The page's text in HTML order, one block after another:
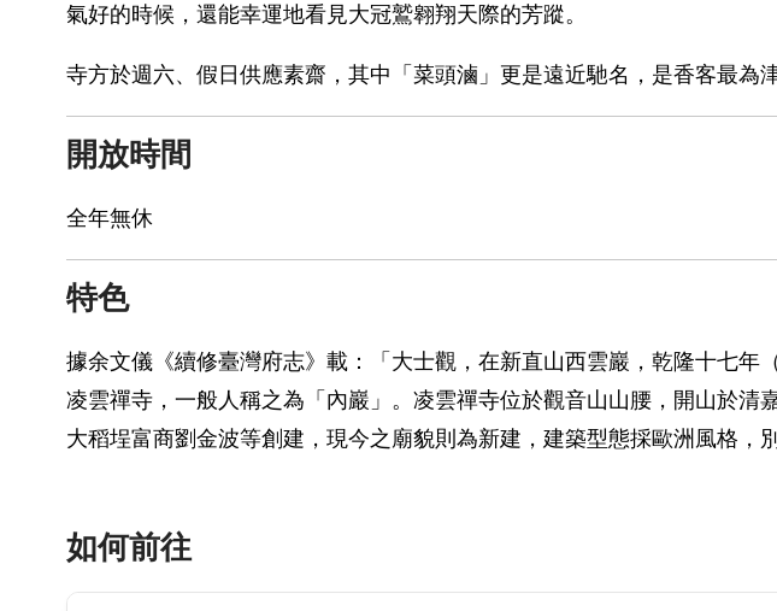
氣好的時候，還能幸運地看見大冠鷲翱翔天際的芳蹤。
寺方於週六、假日供應素齋，其中「菜頭滷」更是遠近馳名，是香客最為
開放時間
全年無休
特色
據余文儀《續修臺灣府志》載：「大士觀，在新直山西雲巖，乾隆十七
凌雲禪寺，一般人稱之為「內巖」。凌雲禪寺位於觀音山山腰，開山於
大稻埕富商劉金波等創建，現今之廟貌則為新建，建築型態採歐洲風格，
如何前往